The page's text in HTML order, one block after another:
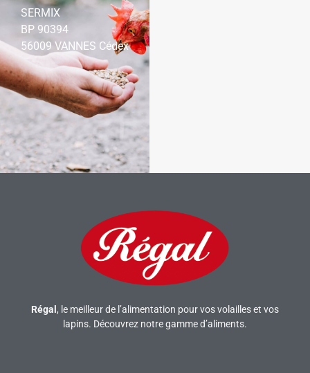
SERMIX
BP 90394
56009 VANNES Cédex
Régal , le meilleur de l’alimentation pour vos volailles et vos
lapins. Découvrez notre gamme d’aliments.